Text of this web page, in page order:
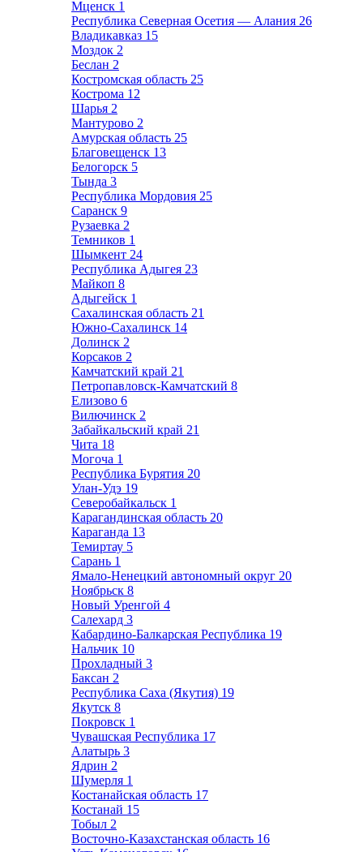
Мценск 1
Республика Северная Осетия — Алания 26
Владикавказ 15
Моздок 2
Беслан 2
Костромская область 25
Кострома 12
Шарья 2
Мантурово 2
Амурская область 25
Благовещенск 13
Белогорск 5
Тында 3
Республика Мордовия 25
Саранск 9
Рузаевка 2
Темников 1
Шымкент 24
Республика Адыгея 23
Майкоп 8
Адыгейск 1
Сахалинская область 21
Южно-Сахалинск 14
Долинск 2
Корсаков 2
Камчатский край 21
Петропавловск-Камчатский 8
Елизово 6
Вилючинск 2
Забайкальский край 21
Чита 18
Могоча 1
Республика Бурятия 20
Улан-Удэ 19
Северобайкальск 1
Карагандинская область 20
Караганда 13
Темиртау 5
Сарань 1
Ямало-Ненецкий автономный округ 20
Ноябрьск 8
Новый Уренгой 4
Салехард 3
Кабардино-Балкарская Республика 19
Нальчик 10
Прохладный 3
Баксан 2
Республика Саха (Якутия) 19
Якутск 8
Покровск 1
Чувашская Республика 17
Алатырь 3
Ядрин 2
Шумерля 1
Костанайская область 17
Костанай 15
Тобыл 2
Восточно-Казахстанская область 16